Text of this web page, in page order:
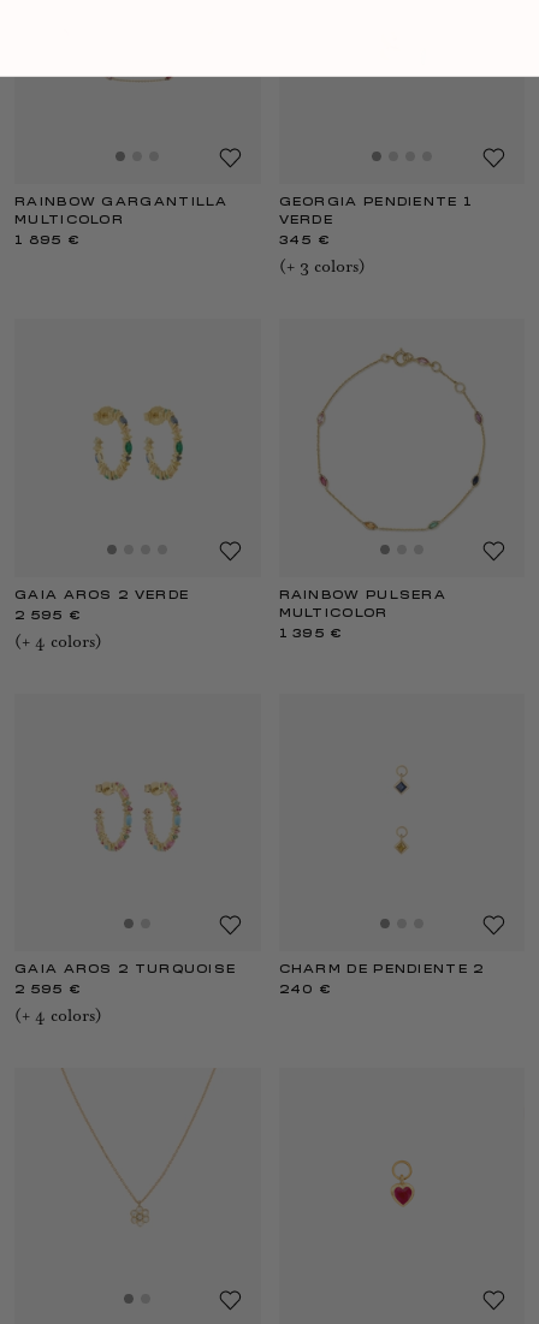
RAINBOW GARGANTILLA
MULTICOLOR
1 895 €
GEORGIA PENDIENTE 1
VERDE
345 €
(+ 3 colors)
GAIA AROS 2 VERDE
2 595 €
(+ 4 colors)
RAINBOW PULSERA
MULTICOLOR
1 395 €
GAIA AROS 2 TURQUOISE
2 595 €
(+ 4 colors)
CHARM DE PENDIENTE 2
240 €